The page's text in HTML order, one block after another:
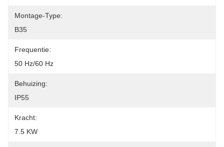
Montage-Type:
B35
Frequentie:
50 Hz/60 Hz
Behuizing:
IP55
Kracht:
7.5 KW